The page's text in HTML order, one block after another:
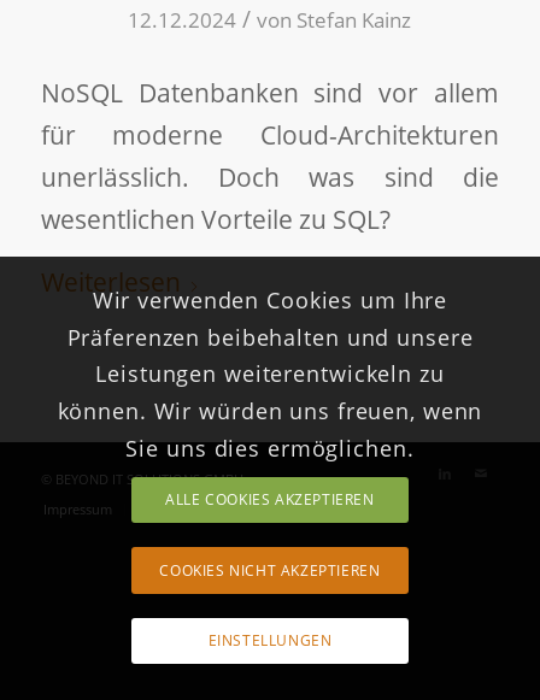
12.12.2024 / von Stefan Kainz
NoSQL Datenbanken sind vor allem
für moderne Cloud-Architekturen
unerlässlich. Doch was sind die
wesentlichen Vorteile zu SQL?
Weiterlesen
© BEYOND IT SOLUTIONS GMBH
Impressum
Datenschutz Tech Articles
Wir verwenden Cookies um Ihre
Präferenzen beibehalten und unsere
Leistungen weiterentwickeln zu
können. Wir würden uns freuen, wenn
Sie uns dies ermöglichen.
ALLE COOKIES AKZEPTIEREN
COOKIES NICHT AKZEPTIEREN
EINSTELLUNGEN